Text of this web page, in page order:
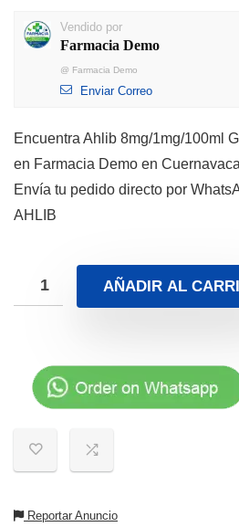
Vendido por
Farmacia Demo
@ Farmacia Demo
Enviar Correo
Encuentra Ahlib 8mg/1mg/100ml
en Farmacia Demo en
Envía tu pedido directo por
AHLIB
AÑADIR AL
Reportar Anuncio